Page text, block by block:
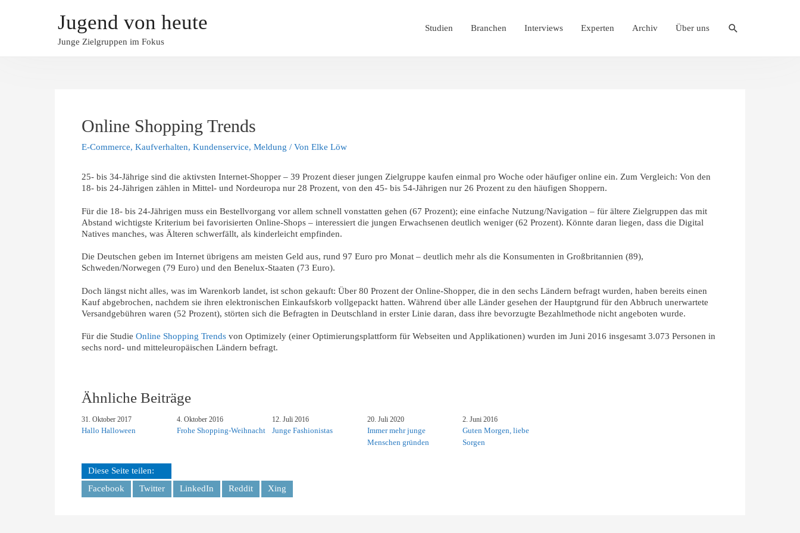
Jugend von heute
Junge Zielgruppen im Fokus
Studien Branchen Interviews Experten Archiv Über uns Suche
Online Shopping Trends
E-Commerce, Kaufverhalten, Kundenservice, Meldung / Von Elke Löw
25- bis 34-Jährige sind die aktivsten Internet-Shopper – 39 Prozent dieser jungen Zielgruppe kaufen einmal pro Woche oder häufiger online ein. Zum Vergleich: Von den
18- bis 24-Jährigen zählen in Mittel- und Nordeuropa nur 28 Prozent, von den 45- bis 54-Jährigen nur 26 Prozent zu den häufigen Shoppern.
Für die 18- bis 24-Jährigen muss ein Bestellvorgang vor allem schnell vonstatten gehen (67 Prozent); eine einfache Nutzung/Navigation – für ältere Zielgruppen das mit
Abstand wichtigste Kriterium bei favorisierten Online-Shops – interessiert die jungen Erwachsenen deutlich weniger (62 Prozent). Könnte daran liegen, dass die Digital
Natives manches, was Älteren schwerfällt, als kinderleicht empfinden.
Die Deutschen geben im Internet übrigens am meisten Geld aus, rund 97 Euro pro Monat – deutlich mehr als die Konsumenten in Großbritannien (89),
Schweden/Norwegen (79 Euro) und den Benelux-Staaten (73 Euro).
Doch längst nicht alles, was im Warenkorb landet, ist schon gekauft: Über 80 Prozent der Online-Shopper, die in den sechs Ländern befragt wurden, haben bereits einen
Kauf abgebrochen, nachdem sie ihren elektronischen Einkaufskorb vollgepackt hatten. Während über alle Länder gesehen der Hauptgrund für den Abbruch unerwartete
Versandgebühren waren (52 Prozent), störten sich die Befragten in Deutschland in erster Linie daran, dass ihre bevorzugte Bezahlmethode nicht angeboten wurde.
Für die Studie Online Shopping Trends von Optimizely (einer Optimierungsplattform für Webseiten und Applikationen) wurden im Juni 2016 insgesamt 3.073 Personen in
sechs nord- und mitteleuropäischen Ländern befragt.
Ähnliche Beiträge
31. Oktober 2017
Hallo Halloween
4. Oktober 2016
Frohe Shopping-Weihnacht
12. Juli 2016
Junge Fashionistas
20. Juli 2020
Immer mehr junge
Menschen gründen
2. Juni 2016
Guten Morgen, liebe
Sorgen
Diese Seite teilen:
Facebook
Twitter LinkedIn Reddit Xing